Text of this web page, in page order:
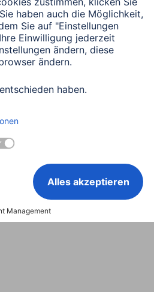
2 Minuten Lesedauer